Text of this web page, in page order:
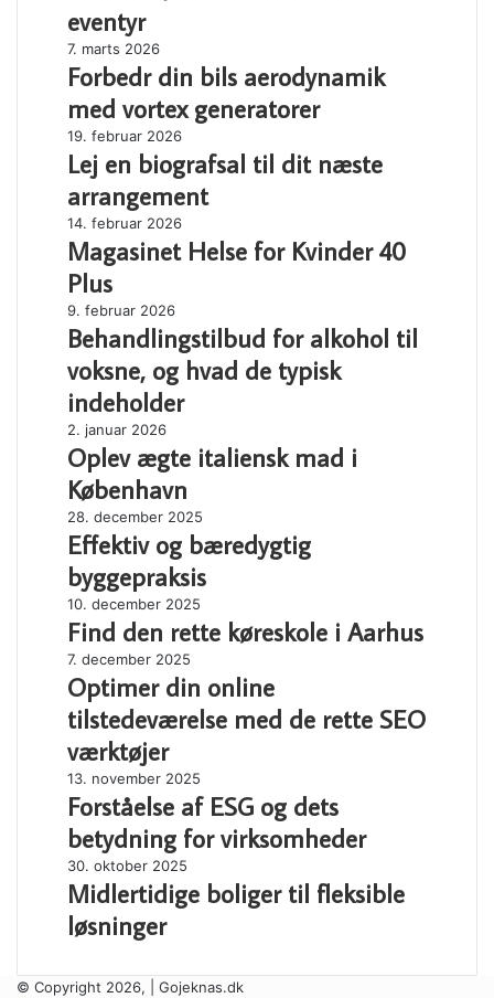
næste
eventyr
eventyr
Forbedr
din
aerodynamik
med
vortex
7. marts 2026
Forbedr din bils aerodynamik
med vortex generatorer
Lej
en
biografsal
til
dit
næste
arrangement
19. februar 2026
Lej en biografsal til dit næste
arrangement
Magasinet
Helse
Kvinder
40
Plus
14. februar 2026
Magasinet Helse for Kvinder 40
Plus
Behandlingstilbud
for
til
voksne,
og
hvad
de
typisk
indeholder
9. februar 2026
Behandlingstilbud for alkohol til
voksne, og hvad de typisk
indeholder
Oplev
ægte
italiensk
mad
i
København
2. januar 2026
Oplev ægte italiensk mad i
København
Effektiv
og
byggepraksis
28. december 2025
Effektiv og bæredygtig
byggepraksis
Find
den
i
Aarhus
10. december 2025
Find den rette køreskole i Aarhus
Optimer
din
online
tilstedeværelse
med
de
rette
SEO
værktøjer
7. december 2025
Optimer din online
tilstedeværelse med de rette SEO
værktøjer
Forståelse
af
og
dets
betydning
for
virksomheder
13. november 2025
Forståelse af ESG og dets
betydning for virksomheder
Midlertidige
boliger
fleksible
30. oktober 2025
Midlertidige boliger til fleksible
løsninger
© Copyright 2026, | Gojeknas.dk